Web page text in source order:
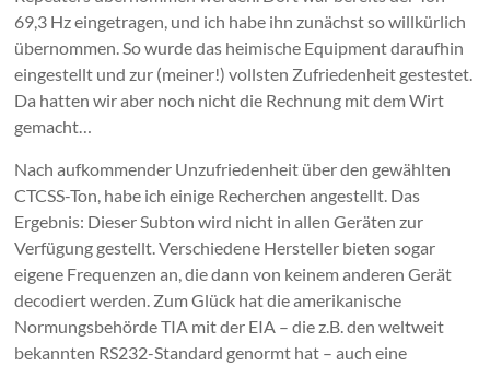
69,3 Hz eingetragen, und ich habe ihn zunächst so willkürlich
übernommen. So wurde das heimische Equipment daraufhin
eingestellt und zur (meiner!) vollsten Zufriedenheit gestestet.
Da hatten wir aber noch nicht die Rechnung mit dem Wirt
gemacht…
Nach aufkommender Unzufriedenheit über den gewählten
CTCSS-Ton, habe ich einige Recherchen angestellt. Das
Ergebnis: Dieser Subton wird nicht in allen Geräten zur
Verfügung gestellt. Verschiedene Hersteller bieten sogar
eigene Frequenzen an, die dann von keinem anderen Gerät
decodiert werden. Zum Glück hat die amerikanische
Normungsbehörde TIA mit der EIA – die z.B. den weltweit
bekannten RS232-Standard genormt hat – auch eine